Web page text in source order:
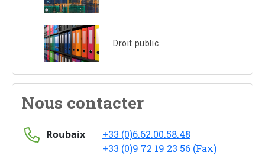
Droit public
Nous contacter
Roubaix
+33 (0)6.62.00.58.48
+33 (0)9 72 19 23 56 (Fax)